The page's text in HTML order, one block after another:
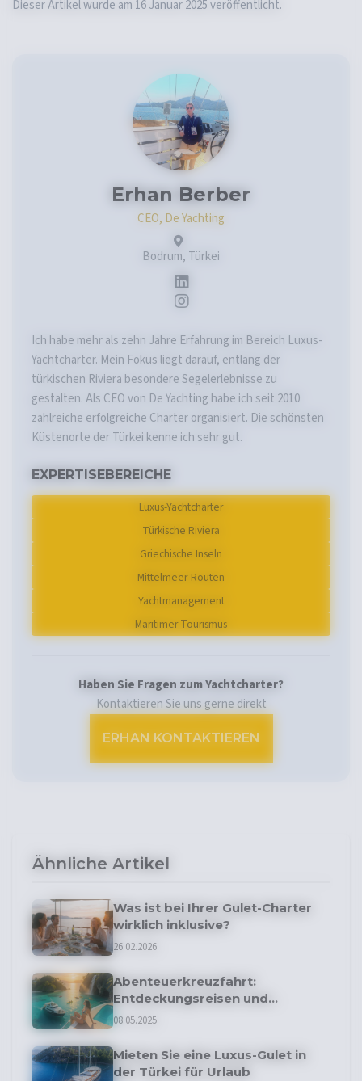
Dieser Artikel wurde am 16 Januar 2025 veröffentlicht.
Erhan Berber
CEO, De Yachting
Bodrum, Türkei
Ich habe mehr als zehn Jahre Erfahrung im Bereich Luxus-
Yachtcharter. Mein Fokus liegt darauf, entlang der
türkischen Riviera besondere Segelerlebnisse zu
gestalten. Als CEO von De Yachting habe ich seit 2010
zahlreiche erfolgreiche Charter organisiert. Die schönsten
Küstenorte der Türkei kenne ich sehr gut.
EXPERTISEBEREICHE
Luxus-Yachtcharter
Türkische Riviera
Griechische Inseln
Mittelmeer-Routen
Yachtmanagement
Maritimer Tourismus
Haben Sie Fragen zum Yachtcharter?
Kontaktieren Sie uns gerne direkt
ERHAN KONTAKTIEREN
Ähnliche Artikel
Was ist bei Ihrer Gulet-Charter
wirklich inklusive?
26.02.2026
Abenteuerkreuzfahrt:
Entdeckungsreisen und
Fernziele
08.05.2025
Mieten Sie eine Luxus-Gulet in
der Türkei für Urlaub